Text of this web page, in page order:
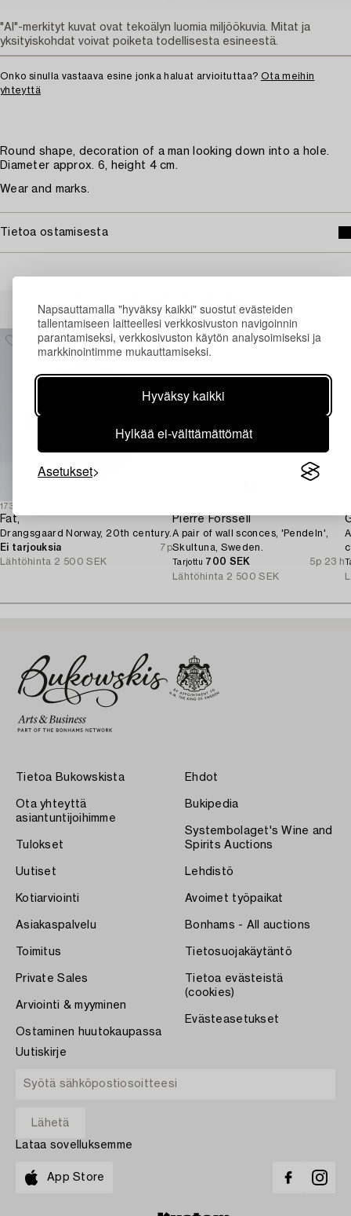
Napsauttamalla "hyväksy kaikki" suostut evästeiden
tallentamiseen laitteellesi verkkosivuston navigoinnin
parantamiseksi, verkkosivuston käytön analysoimiseksi ja
markkinointimme mukauttamiseksi.
Hyväksy kaikki
Hylkää ei-välttämättömät
Asetukset
Onko sinulla vastaava esine jonka haluat arvioituttaa? Ota meihin
yhteyttä
Round shape, decoration of a man looking down into a hole.
Diameter approx. 6, height 4 cm.
Wear and marks.
Tietoa ostamisesta
"AI"-merkityt kuvat ovat tekoälyn luomia miljöökuvia. Mitat ja
yksityiskohdat voivat poiketa todellisesta esineestä.
1730372
Fat,
Drangsgaard Norway, 20th century.
Ei tarjouksia
7p
Lähtöhinta 2 500 SEK
Pierre Forssell
A pair of wall sconces, 'Pendeln',
Skultuna, Sweden.
Tarjottu 700 SEK
5p 23 h
Lähtöhinta 2 500 SEK
Tietoa Bukowskista
Ota yhteyttä
asiantuntijoihimme
Tulokset
Uutiset
Kotiarviointi
Asiakaspalvelu
Toimitus
Private Sales
Arviointi & myyminen
Ostaminen huutokaupassa
Ehdot
Bukipedia
Systembolaget's Wine and
Spirits Auctions
Lehdistö
Avoimet työpaikat
Bonhams - All auctions
Tietosuojakäytäntö
Tietoa evästeistä
(cookies)
Evästeasetukset
Uutiskirje
Lataa sovelluksemme
App Store